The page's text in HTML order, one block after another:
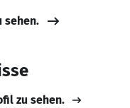
sehen.
zu sehen.